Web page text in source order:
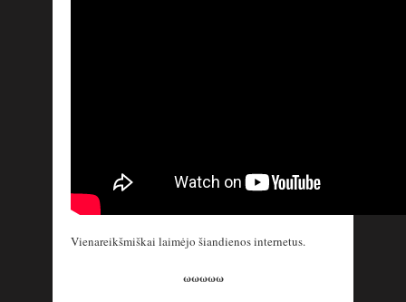
Vienareikšmiškai laimėjo šiandienos internetus.
ωωωωω